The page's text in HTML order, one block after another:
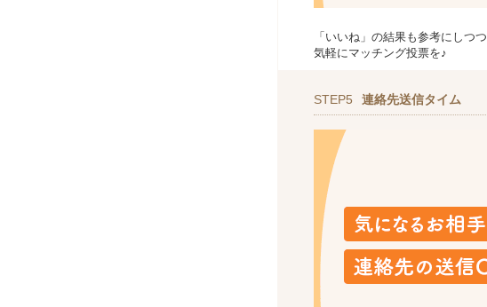
「いいね」の結果も参考にしつつ
気軽にマッチング投票を♪
STEP5 連絡先送信タイム